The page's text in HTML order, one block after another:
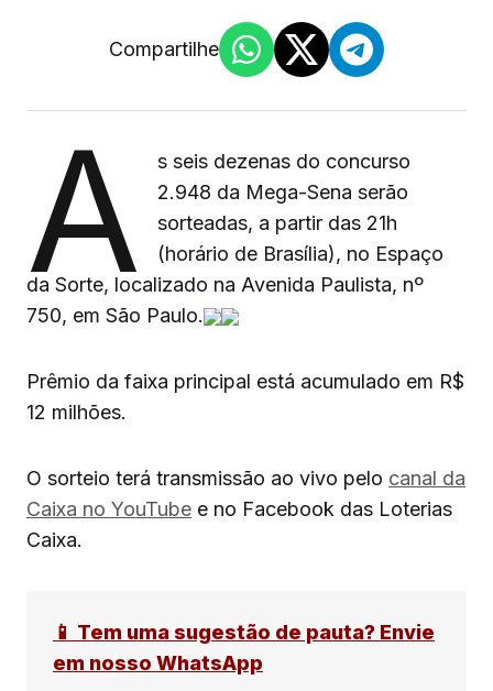
Compartilhe
A
s seis dezenas do concurso
2.948 da Mega-Sena serão
sorteadas, a partir das 21h
(horário de Brasília), no Espaço
da Sorte, localizado na Avenida Paulista, nº
750, em São Paulo.
Prêmio da faixa principal está acumulado em R$
12 milhões.
O sorteio terá transmissão ao vivo pelo canal da
Caixa no YouTube e no Facebook das Loterias
Caixa.
📱 Tem uma sugestão de pauta? Envie
em nosso WhatsApp